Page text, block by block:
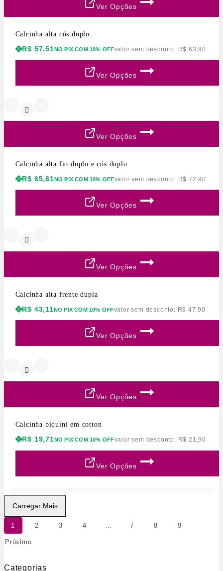
Ver Opções
Calcinha alta cós duplo
R$ 57,51NO PIX COM 10% OFFvalor sem desconto: R$ 63,90
Ver Opções
Ver Opções
Calcinha alta fio duplo e cós duplo
R$ 65,61 NO PIX COM 10% OFFvalor sem desconto: R$ 72,90
Ver Opções
Ver Opções
Calcinha alta frente dupla
R$ 43,11NO PIX COM 10% OFFvalor sem desconto: R$ 47,90
Ver Opções
Ver Opções
Calcinha biquíni em cotton
R$ 19,71 NO PIX COM 10% OFFvalor sem desconto: R$ 21,90
Ver Opções
Carregar Mais
1 2 3 4 7 8 9
Próximo
Categorias